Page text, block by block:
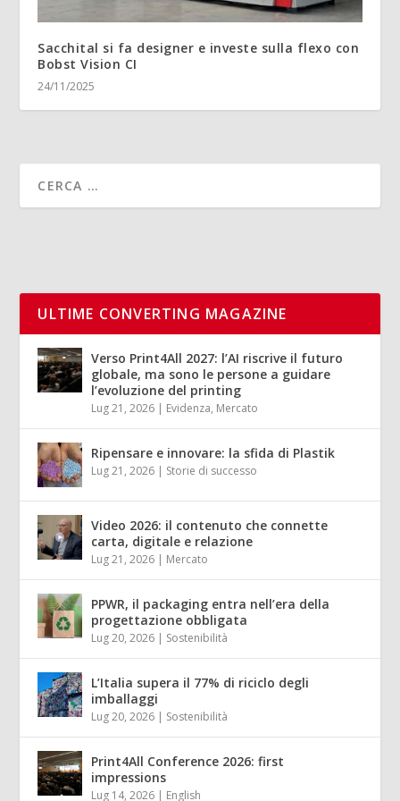
Sacchital si fa designer e investe sulla flexo con
Bobst Vision CI
24/11/2025
ULTIME CONVERTING MAGAZINE
Verso Print4All 2027: l’AI riscrive il futuro
globale, ma sono le persone a guidare
l’evoluzione del printing
Lug 21, 2026 | Evidenza, Mercato
Ripensare e innovare: la sfida di Plastik
Lug 21, 2026 | Storie di successo
Video 2026: il contenuto che connette
carta, digitale e relazione
Lug 21, 2026 | Mercato
PPWR, il packaging entra nell’era della
progettazione obbligata
Lug 20, 2026 | Sostenibilità
L’Italia supera il 77% di riciclo degli
imballaggi
Lug 20, 2026 | Sostenibilità
Print4All Conference 2026: first
impressions
Lug 14, 2026 | English